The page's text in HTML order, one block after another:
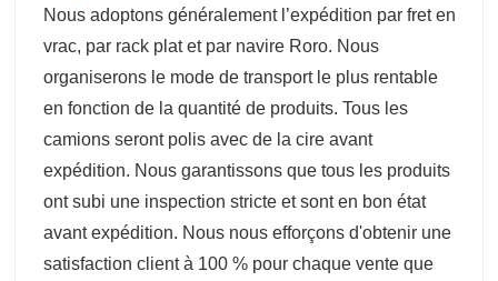
Nous adoptons généralement l’expédition par fret en
vrac, par rack plat et par navire Roro. Nous
organiserons le mode de transport le plus rentable
en fonction de la quantité de produits. Tous les
camions seront polis avec de la cire avant
expédition. Nous garantissons que tous les produits
ont subi une inspection stricte et sont en bon état
avant expédition. Nous nous efforçons d'obtenir une
satisfaction client à 100 % pour chaque vente que